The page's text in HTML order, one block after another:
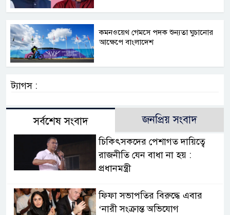
কমনওয়েথ গেমসে পদক শুন্যতা ঘুচানোর
আক্ষেপে বাংলাদেশ
ট্যাগস :
সর্বশেষ সংবাদ জনপ্রিয় সংবাদ
চিকিৎসকদের পেশাগত দায়িত্বে
রাজনীতি যেন বাধা না হয় :
প্রধানমন্ত্রী
ফিফা সভাপতির বিরুদ্ধে এবার
‘নারী সংক্রান্ত অভিযোগ